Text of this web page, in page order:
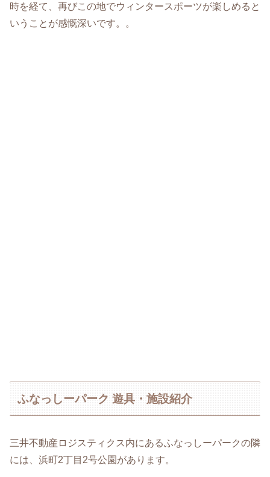
時を経て、再びこの地でウィンタースポーツが楽しめると
いうことが感慨深いです。。
ふなっしーパーク 遊具・施設紹介
三井不動産ロジスティクス内にあるふなっしーパークの隣
には、浜町2丁目2号公園があります。